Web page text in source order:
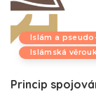
Islám a
Islámská
Princip